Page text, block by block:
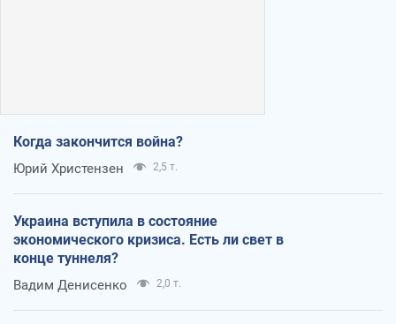
Когда закончится война?
Юрий Христензен 2,5 т.
Украина вступила в состояние
экономического кризиса. Есть ли свет в
конце туннеля?
Вадим Денисенко 2,0 т.